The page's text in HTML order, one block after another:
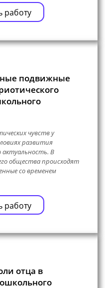
работу
подвижные
чувств у
развития
В
общества происходят
со временем
работу
отца в